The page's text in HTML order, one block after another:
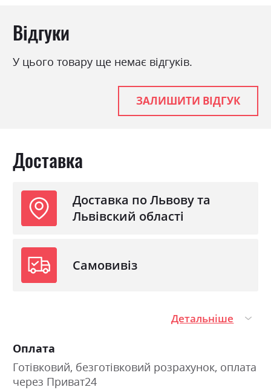
Відгуки
У цього товару ще немає відгуків.
ЗАЛИШИТИ ВІДГУК
Доставка
Доставка по Львову та
Львівский області
Самовивіз
Детальніше
Оплата
Готівковий, безготівковий розрахунок, оплата
через Приват24